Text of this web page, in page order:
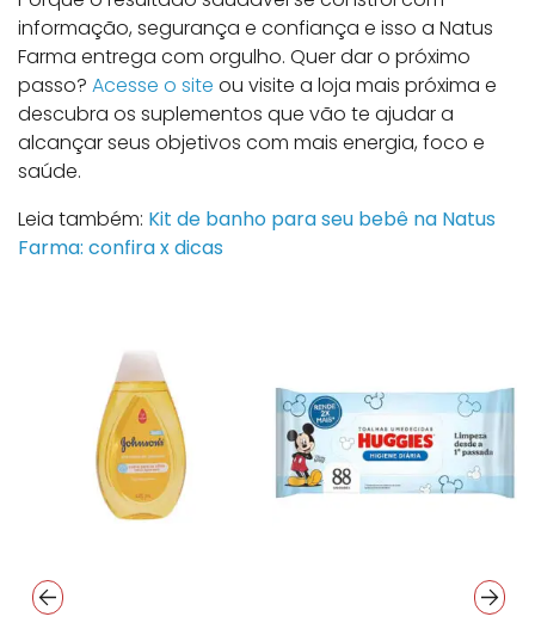
informação, segurança e confiança e isso a Natus
Farma entrega com orgulho. Quer dar o próximo
passo? Acesse o site ou visite a loja mais próxima e
descubra os suplementos que vão te ajudar a
alcançar seus objetivos com mais energia, foco e
saúde.
Leia também: Kit de banho para seu bebê na Natus
Farma: confira x dicas